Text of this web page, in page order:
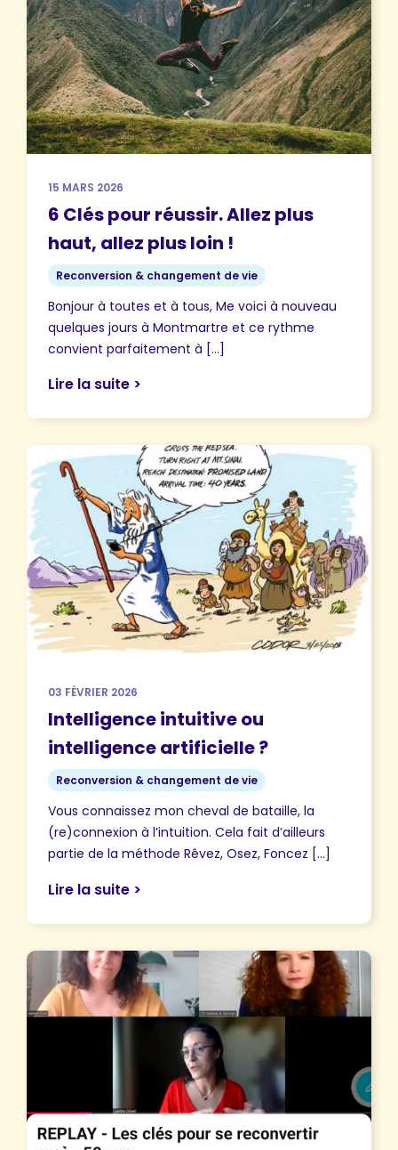
15 MARS 2026
6 Clés pour réussir. Allez plus
haut, allez plus loin !
Reconversion & changement de vie
Bonjour à toutes et à tous, Me voici à nouveau
quelques jours à Montmartre et ce rythme
convient parfaitement à […]
Lire la suite >
03 FÉVRIER 2026
Intelligence intuitive ou
intelligence artificielle ?
Reconversion & changement de vie
Vous connaissez mon cheval de bataille, la
(re)connexion à l’intuition. Cela fait d’ailleurs
partie de la méthode Rêvez, Osez, Foncez […]
Lire la suite >